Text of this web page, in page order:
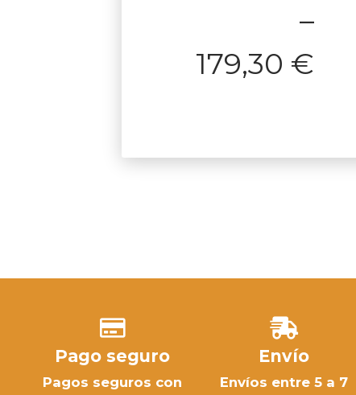
–
179,30 €
Pago seguro
Pagos seguros con
Envío
Envíos entre 5 a 7